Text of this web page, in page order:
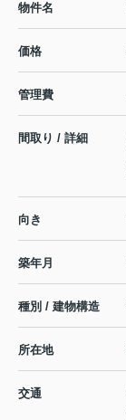
物件名
価格
管理費
間取り / 詳細
向き
築年月
種別 / 建物構造
所在地
交通